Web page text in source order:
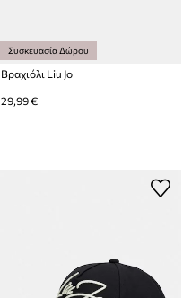
Συσκευασία Δώρου
Βραχιόλι Liu Jo
29,99 €